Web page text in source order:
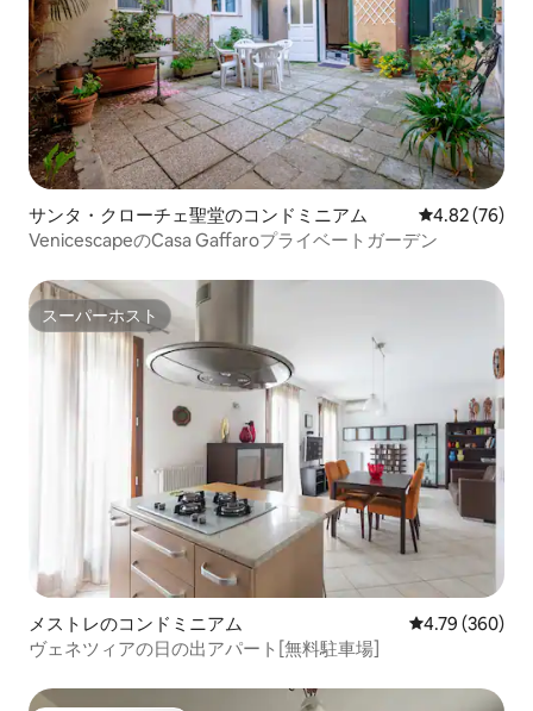
サンタ・クローチェ聖堂のコンドミニアム レビュー76
4.82 (76)
VenicescapeのCasa Gaffaroプライベートガーデン
スーパーホスト
スーパーホスト
メストレのコンドミニアム レビュー360
4.79 (360)
ヴェネツィアの日の出アパート[無料駐車場]